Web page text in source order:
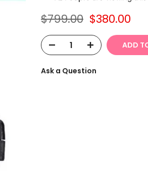
$799.00 $380.00
ADD
Ask a Question